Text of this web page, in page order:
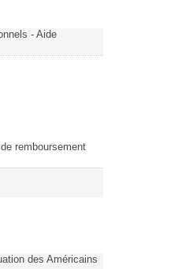
- Aide
remboursement
des Américains